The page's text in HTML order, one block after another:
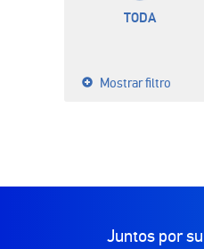
TODA
Mostrar filtro
Juntos por